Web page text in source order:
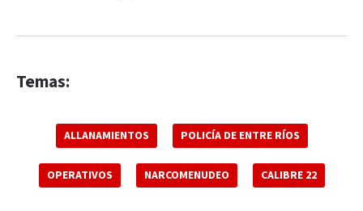
Temas:
ALLANAMIENTOS POLICÍA DE ENTRE RÍOS
OPERATIVOS NARCOMENUDEO CALIBRE 22